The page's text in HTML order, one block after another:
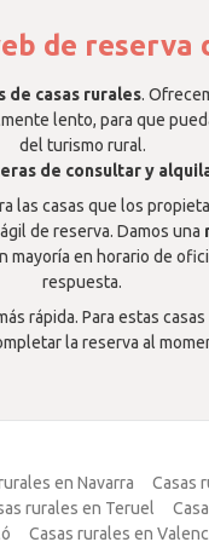
de reserva
de casas rurales.
lento, para que
del turismo rural.
de consultar y
las casas que los
de reserva. Damos una
mayoría en horario de
respuesta.
rápida. Para estas
la reserva al
en Navarra Casas
rurales en Teruel
Casas rurales en